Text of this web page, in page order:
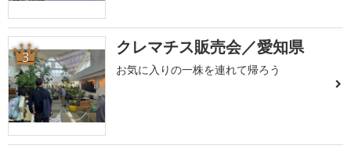
3 クレマチス販売会／愛知県
お気に入りの一株を連れて帰ろう